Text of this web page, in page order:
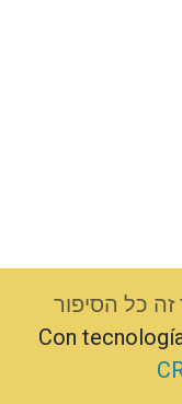
כל הסיפור
Con